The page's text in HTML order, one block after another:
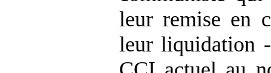
leur remise en
leur liquidation